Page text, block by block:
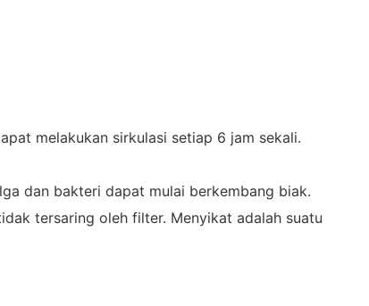
melakukan sirkulasi setiap 6 jam sekali.
dan bakteri dapat mulai berkembang biak.
tersaring oleh filter. Menyikat adalah suatu